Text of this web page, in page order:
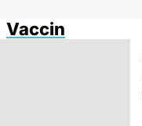
Vaccin